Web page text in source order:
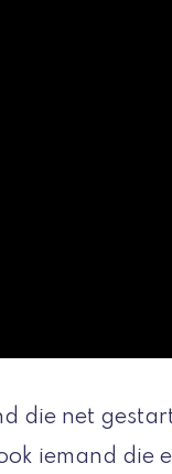
die net
iemand die